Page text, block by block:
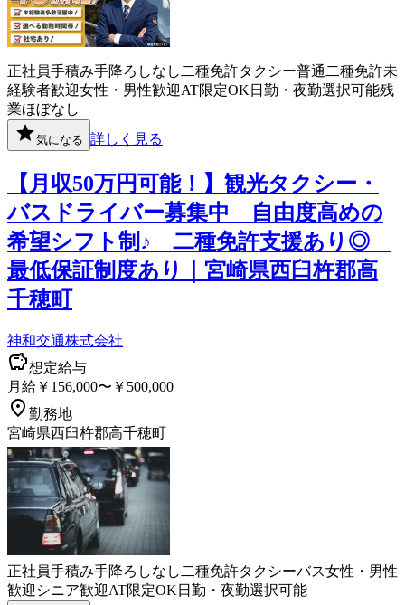
正社員手積み手降ろしなし 二種免許タクシー普通二種免許未
経験者歓迎女性・男性歓迎AT限定OK 日勤・夜勤選択可能残
業ほぼなし
気になる 詳しく見る
【月収50万円可能！】観光タクシー・
バスドライバー募集中 自由度高めの
希望シフト制♪ 二種免許支援あり◎
最低保証制度あり｜宮崎県西臼杵郡高
千穂町
神和交通株式会社
想定給与
月給￥156,000〜￥500,000
勤務地
宮崎県西臼杵郡高千穂町
正社員手積み手降ろしなし 二種免許タクシーバス女性・男性
歓迎 シニア歓迎AT限定OK 日勤・夜勤選択可能